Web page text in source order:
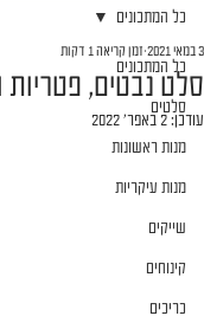
כל המתכונים
סלטים
מנות ראשונות
מנות עיקריות
שייקים
קינוחים
כריכים
כל המתכונים
סלט נבטים, פטריות
3 במאי 2021 זמן קריאה 1 דקות
עודכן: 2 באפר׳ 2022